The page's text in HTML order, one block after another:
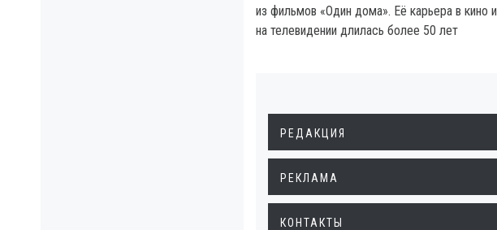
из фильмов «Один дома». Её карьера в кино и
на телевидении длилась более 50 лет
РЕДАКЦИЯ
РЕКЛАМА
КОНТАКТЫ